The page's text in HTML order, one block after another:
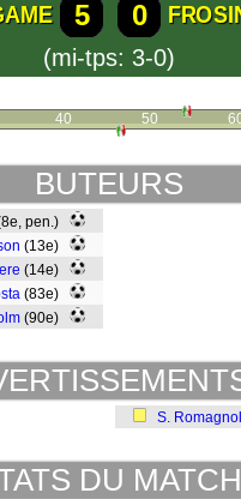
5 0
(mi-tps: 3-0)
40 50
BUTEURS
pen.)
(13e)
(14e)
(83e)
(90e)
S.
DU MATCH